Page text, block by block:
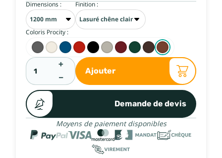
Dimensions : Finition :
Coloris Procity :
+
−
Ajouter
Demande de devis
Moyens de paiement disponibles